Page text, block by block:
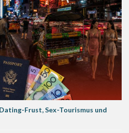
Frust, Sex-Tourismus und